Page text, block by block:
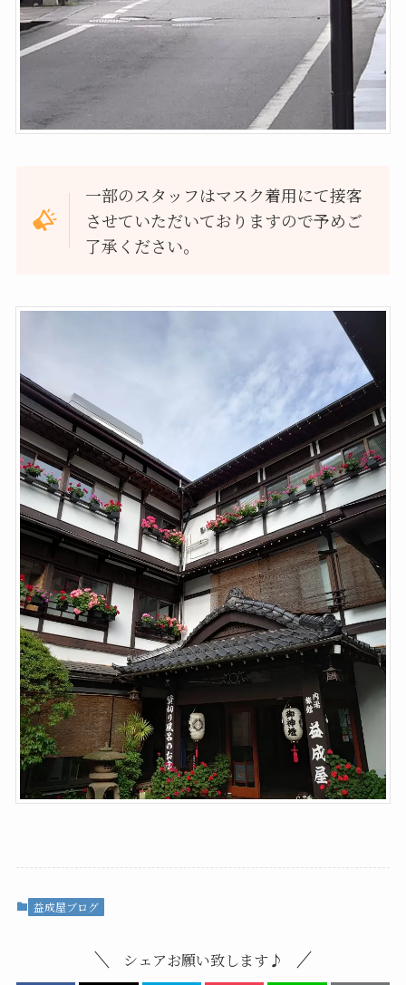
一部のスタッフはマスク着用にて接客
させていただいておりますので予めご
了承ください。
益成屋ブログ
シェアお願い致します♪